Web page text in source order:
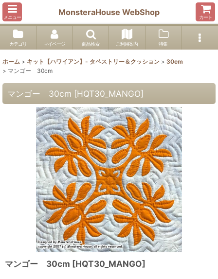
メニュー
MonsteraHouse WebShop
カート
カテゴリ マイページ 商品検索 ご利用案内 特集
ホーム > キット【ハワイアン】- タペストリー＆クッション > 30cm
> マンゴー 30cm
マンゴー 30cm [HQT30_MANGO]
マンゴー 30cm [HQT30_MANGO]